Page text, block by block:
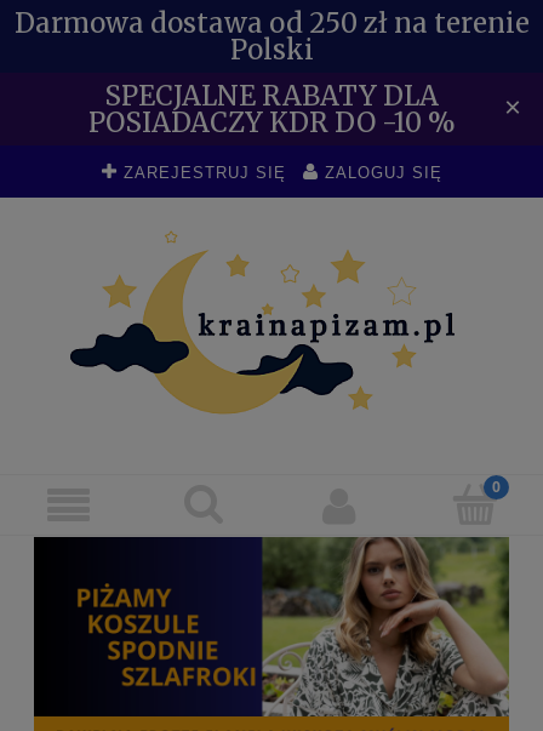
Darmowa dostawa od 250 zł na terenie
Polski
SPECJALNE RABATY DLA
POSIADACZY KDR DO -10 % ×
ZAREJESTRUJ SIĘ ZALOGUJ SIĘ